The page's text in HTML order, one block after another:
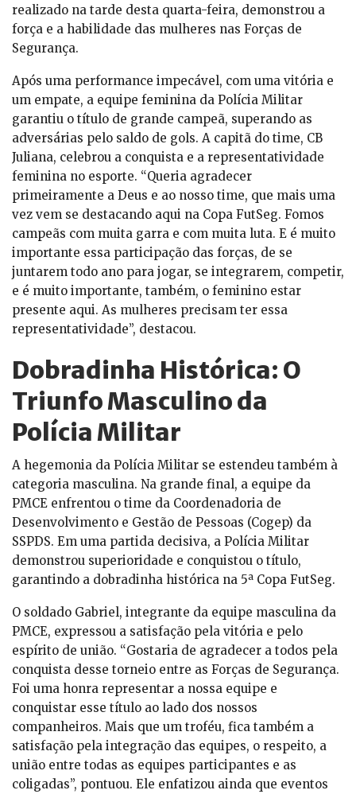
realizado na tarde desta quarta-feira, demonstrou a
força e a habilidade das mulheres nas Forças de
Segurança.
Após uma performance impecável, com uma vitória e
um empate, a equipe feminina da Polícia Militar
garantiu o título de grande campeã, superando as
adversárias pelo saldo de gols. A capitã do time, CB
Juliana, celebrou a conquista e a representatividade
feminina no esporte. “Queria agradecer
primeiramente a Deus e ao nosso time, que mais uma
vez vem se destacando aqui na Copa FutSeg. Fomos
campeãs com muita garra e com muita luta. E é muito
importante essa participação das forças, de se
juntarem todo ano para jogar, se integrarem, competir,
e é muito importante, também, o feminino estar
presente aqui. As mulheres precisam ter essa
representatividade”, destacou.
Dobradinha Histórica: O
Triunfo Masculino da
Polícia Militar
A hegemonia da Polícia Militar se estendeu também à
categoria masculina. Na grande final, a equipe da
PMCE enfrentou o time da Coordenadoria de
Desenvolvimento e Gestão de Pessoas (Cogep) da
SSPDS. Em uma partida decisiva, a Polícia Militar
demonstrou superioridade e conquistou o título,
garantindo a dobradinha histórica na 5ª Copa FutSeg.
O soldado Gabriel, integrante da equipe masculina da
PMCE, expressou a satisfação pela vitória e pelo
espírito de união. “Gostaria de agradecer a todos pela
conquista desse torneio entre as Forças de Segurança.
Foi uma honra representar a nossa equipe e
conquistar esse título ao lado dos nossos
companheiros. Mais que um troféu, fica também a
satisfação pela integração das equipes, o respeito, a
união entre todas as equipes participantes e as
coligadas”, pontuou. Ele enfatizou ainda que eventos